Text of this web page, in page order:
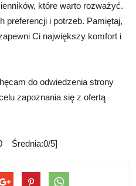
które warto rozważyć.
preferencji i potrzeb. Pamiętaj,
Ci największy komfort i
do odwiedzenia strony
zapoznania się z ofertą
Średnia:0/5]